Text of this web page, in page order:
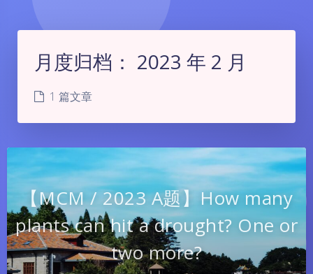
月度归档： 2023 年 2 月
1 篇文章
【MCM / 2023 A题】How many
plants can hit a drought? One or
two more?